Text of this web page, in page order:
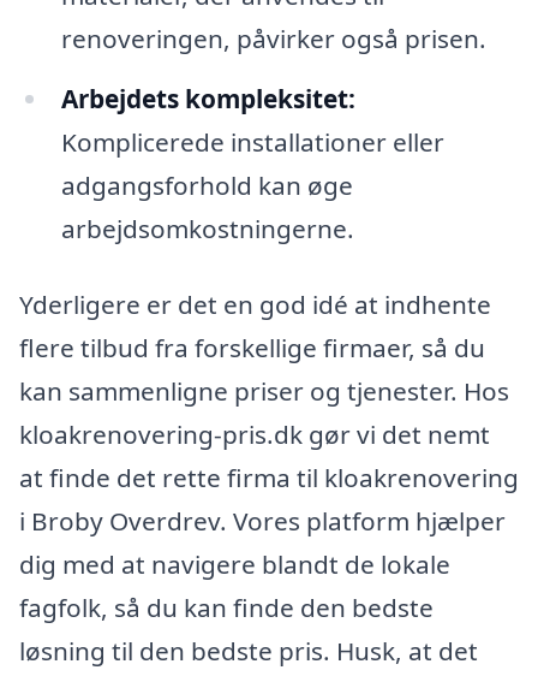
renoveringen, påvirker også prisen.
Arbejdets kompleksitet:
Komplicerede installationer eller
adgangsforhold kan øge
arbejdsomkostningerne.
Yderligere er det en god idé at indhente
flere tilbud fra forskellige firmaer, så du
kan sammenligne priser og tjenester. Hos
kloakrenovering-pris.dk gør vi det nemt
at finde det rette firma til kloakrenovering
i Broby Overdrev. Vores platform hjælper
dig med at navigere blandt de lokale
fagfolk, så du kan finde den bedste
løsning til den bedste pris. Husk, at det